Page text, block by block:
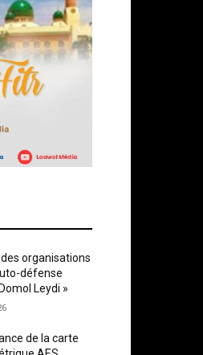
organisations
défense
Leydi »
de la carte